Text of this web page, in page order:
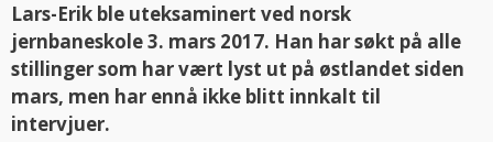
Lars-Erik ble uteksaminert ved norsk
jernbaneskole 3. mars 2017. Han har søkt på alle
stillinger som har vært lyst ut på østlandet siden
mars, men har ennå ikke blitt innkalt til
intervjuer.